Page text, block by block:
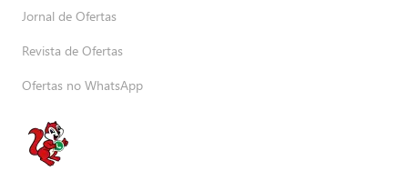
Jornal de Ofertas
Revista de Ofertas
Ofertas no WhatsApp